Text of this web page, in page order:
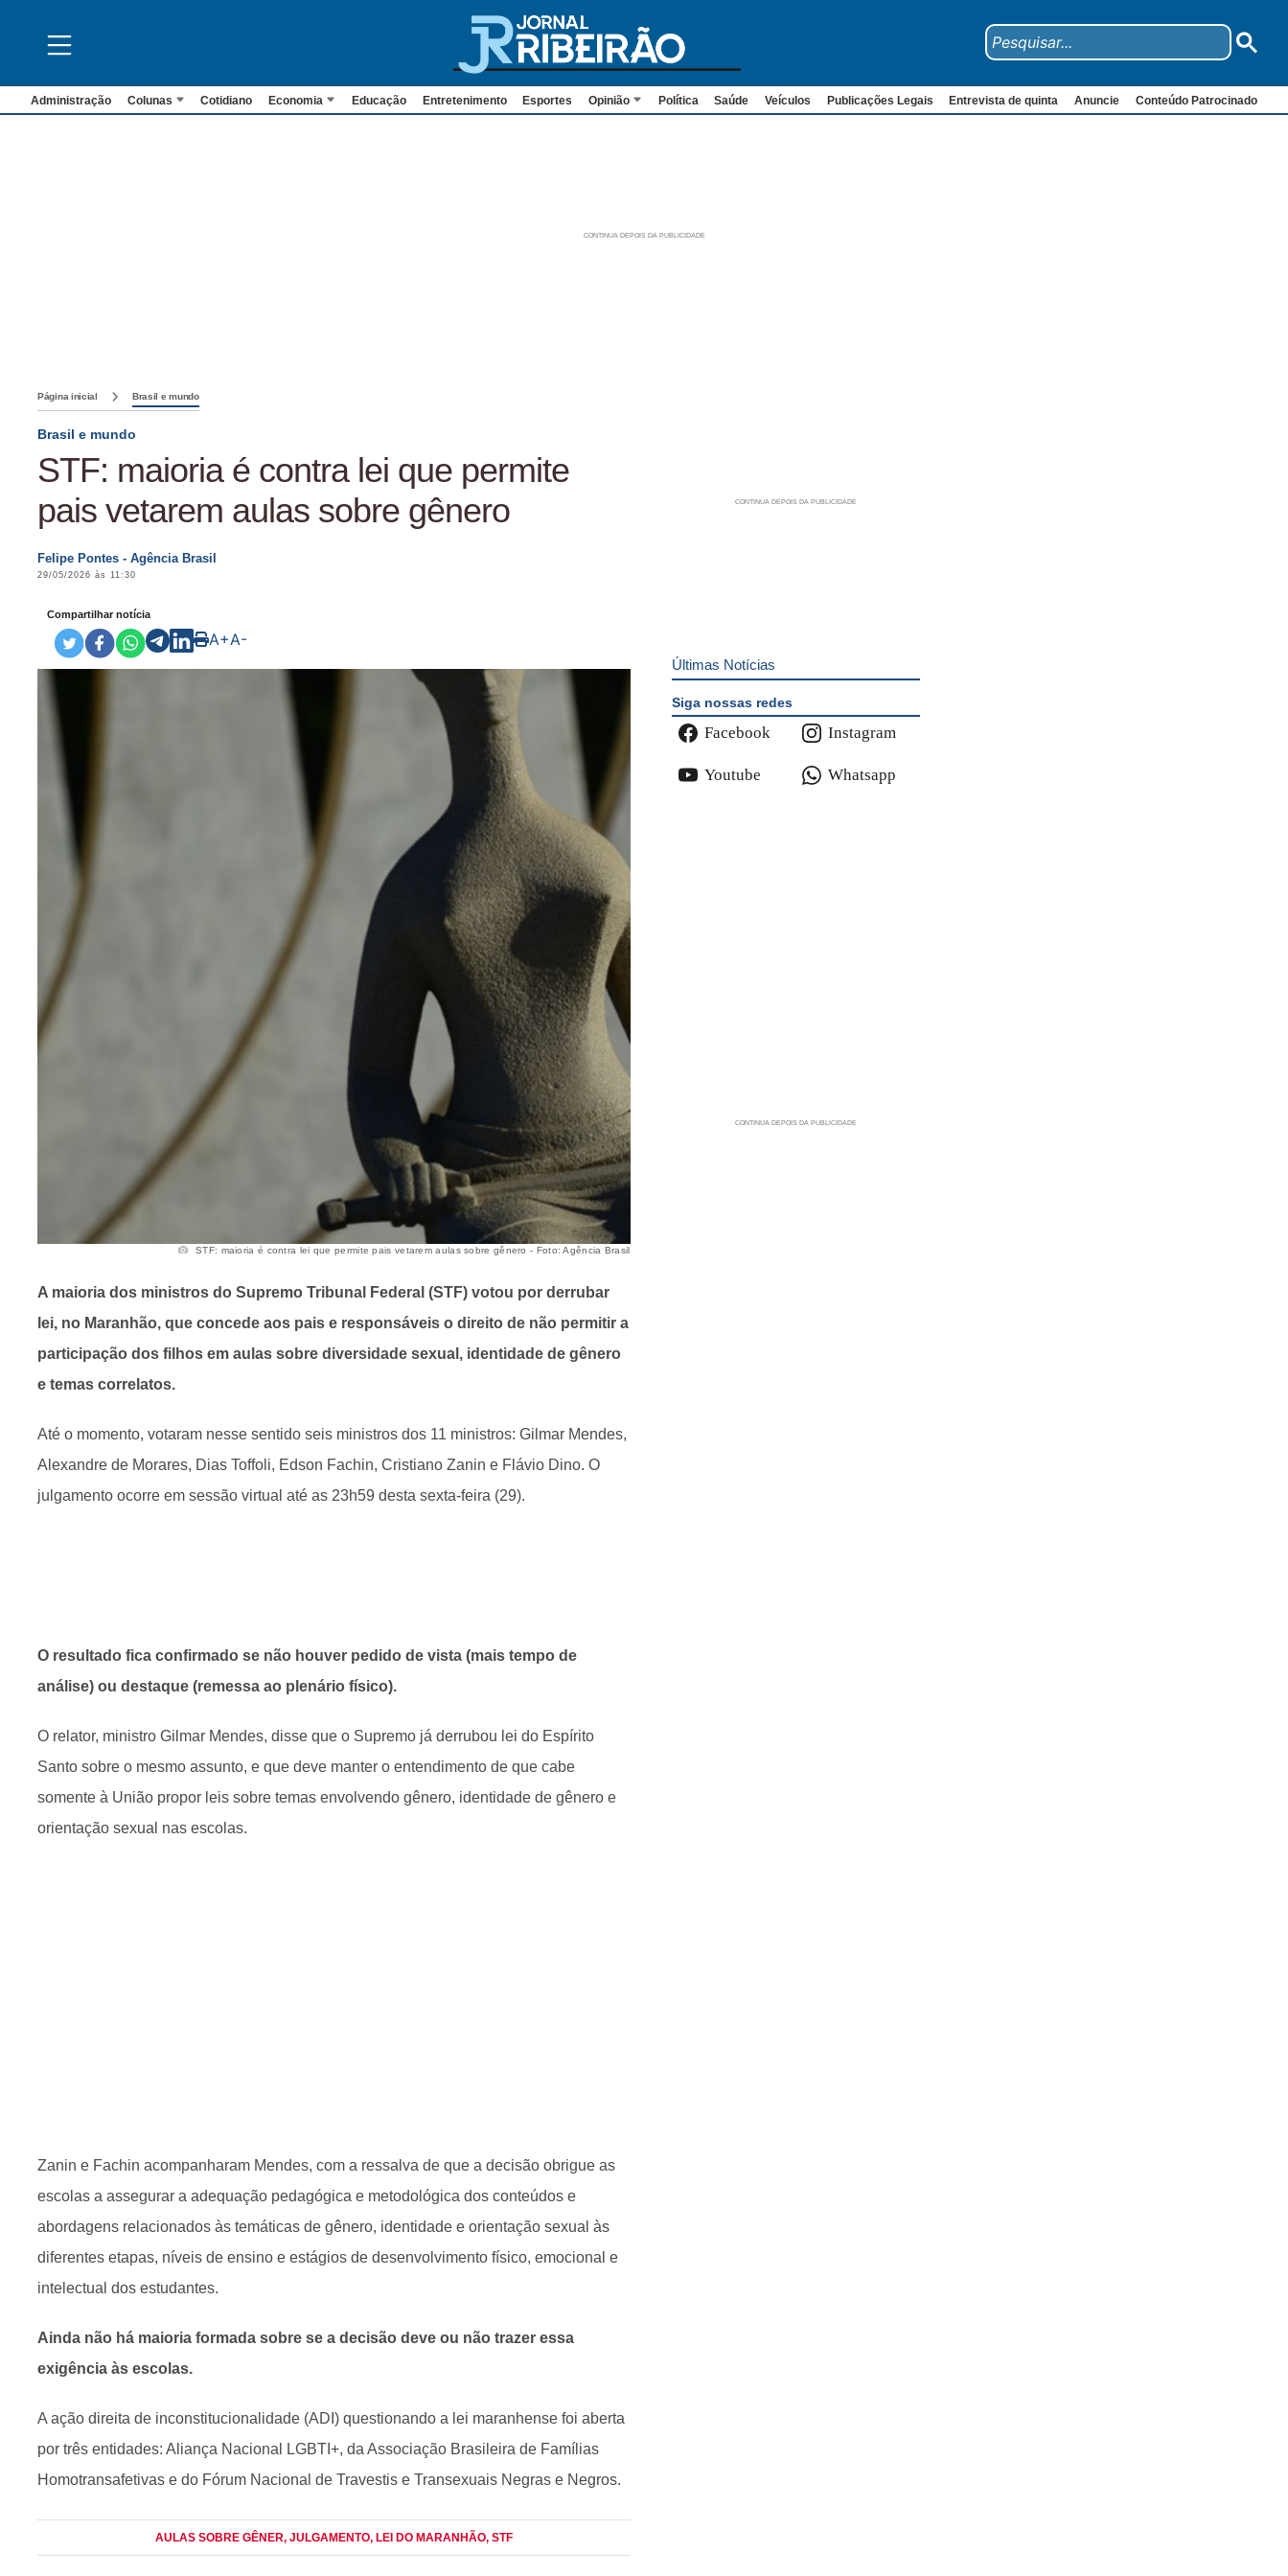
Administração Colunas Cotidiano Economia Educação Entretenimento Esportes Opinião Política Saúde Veículos Publicações Legais Entrevista de quinta Anuncie Conteúdo Patrocinado
Página inicial Brasil e mundo
Brasil e mundo
STF: maioria é contra lei que permite
pais vetarem aulas sobre gênero
Felipe Pontes - Agência Brasil
29/05/2026 às 11:30
Compartilhar notícia
A+A-
STF: maioria é contra lei que permite pais vetarem aulas sobre gênero - Foto: Agência Brasil
A maioria dos ministros do Supremo Tribunal Federal (STF) votou por derrubar
lei, no Maranhão, que concede aos pais e responsáveis o direito de não permitir a
participação dos filhos em aulas sobre diversidade sexual, identidade de gênero
e temas correlatos.
Até o momento, votaram nesse sentido seis ministros dos 11 ministros: Gilmar Mendes,
Alexandre de Morares, Dias Toffoli, Edson Fachin, Cristiano Zanin e Flávio Dino. O
julgamento ocorre em sessão virtual até as 23h59 desta sexta-feira (29).
O resultado fica confirmado se não houver pedido de vista (mais tempo de
análise) ou destaque (remessa ao plenário físico).
O relator, ministro Gilmar Mendes, disse que o Supremo já derrubou lei do Espírito
Santo sobre o mesmo assunto, e que deve manter o entendimento de que cabe
somente à União propor leis sobre temas envolvendo gênero, identidade de gênero e
orientação sexual nas escolas.
Zanin e Fachin acompanharam Mendes, com a ressalva de que a decisão obrigue as
escolas a assegurar a adequação pedagógica e metodológica dos conteúdos e
abordagens relacionados às temáticas de gênero, identidade e orientação sexual às
diferentes etapas, níveis de ensino e estágios de desenvolvimento físico, emocional e
intelectual dos estudantes.
Ainda não há maioria formada sobre se a decisão deve ou não trazer essa
exigência às escolas.
A ação direita de inconstitucionalidade (ADI) questionando a lei maranhense foi aberta
por três entidades: Aliança Nacional LGBTI+, da Associação Brasileira de Famílias
Homotransafetivas e do Fórum Nacional de Travestis e Transexuais Negras e Negros.
AULAS SOBRE GÊNER, JULGAMENTO, LEI DO MARANHÃO, STF
Últimas Notícias
Siga nossas redes
Facebook Instagram
Youtube Whatsapp